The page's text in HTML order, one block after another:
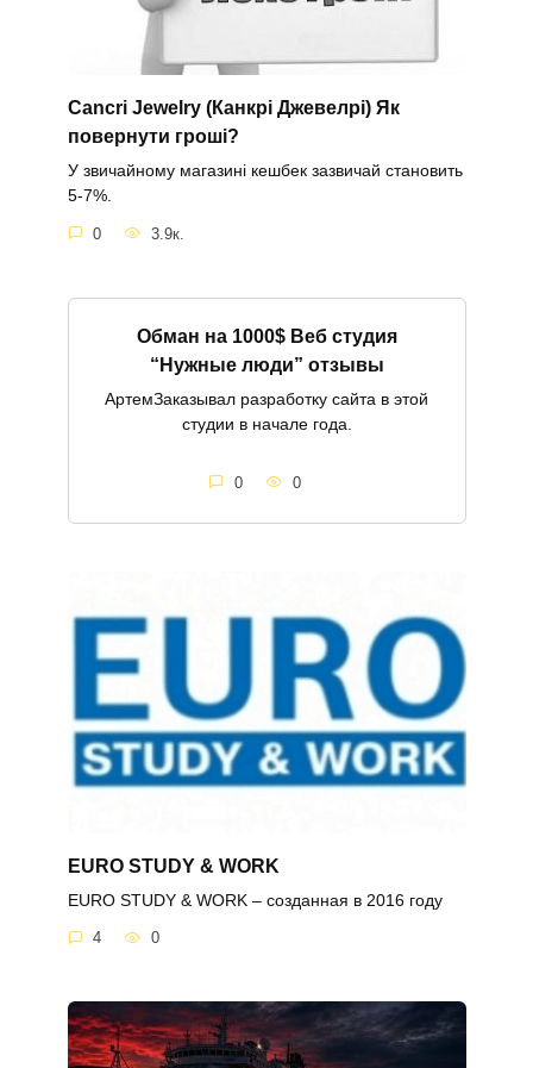
Cancri Jewelry (Канкрі Джевелрі) Як
повернути гроші?
У звичайному магазині кешбек зазвичай становить
5-7%.
0 3.9к.
Обман на 1000$ Веб студия
“Нужные люди” отзывы
АртемЗаказывал разработку сайта в этой
студии в начале года.
0 0
EURO STUDY & WORK
EURO STUDY & WORK – созданная в 2016 году
4 0